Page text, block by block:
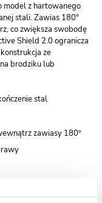
model z hartowanego
stali. Zawias 180°
co zwiększa swobodę
Shield 2.0 ogranicza
ze
brodziku lub
stal
zawiasy 180º